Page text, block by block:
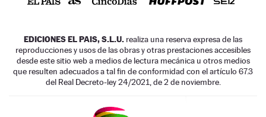
EDICIONES EL PAIS, S.L.U. realiza una reserva expresa de las
reproducciones y usos de las obras y otras prestaciones accesibles
desde este sitio web a medios de lectura mecánica u otros medios
que resulten adecuados a tal fin de conformidad con el artículo 67.3
del Real Decreto-ley 24/2021, de 2 de noviembre.